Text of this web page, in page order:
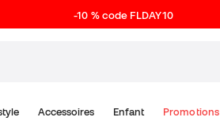
-10 % code FLDAY10
Accessoires Enfant Promotions